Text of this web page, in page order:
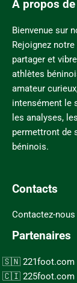
A propos
Bienvenue sur
Rejoignez
partager et
athlètes
amateur
intensément le
les analyses,
permettront de
béninois.
Contacts
Contactez-nous
Partenaires
221foot.com
225foot.com